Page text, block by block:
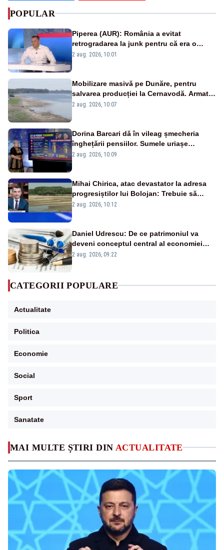
MAI MULTE ȘTIRI DIN ACTUALITATE
POPULAR
Piperea (AUR): România a evitat
retrogradarea la junk pentru că era o
catastrofă pentru bănci și fondurile de
2 aug. 2026, 10:01
Mobilizare masivă pe Dunăre, pentru
salvarea producției la Cernavodă. Armata
va detona o stâncă și va devia apa
2 aug. 2026, 10:07
Dorina Barcari dă în vileag șmecheria
înghețării pensiilor. Sumele uriașe
pierdute de fiecare român
2 aug. 2026, 10:09
Mihai Chirica, atac devastator la adresa
progresiștilor lui Bolojan: Trebuie să
protejăm și natura, dar nu șținem omaneii
2 aug. 2026, 10:12
Daniel Udrescu: De ce patrimoniul va
deveni conceptul central al economiei
viitoare?
2 aug. 2026, 09:22
CATEGORII POPULARE
Actualitate
Politica
Economie
Social
Sport
Sanatate